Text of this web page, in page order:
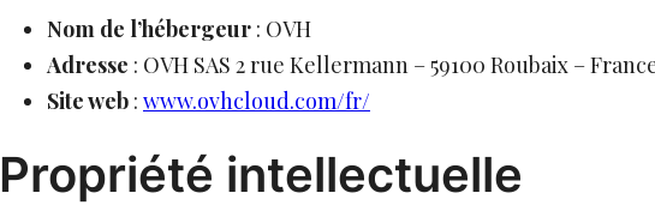
Nom de l’hébergeur : OVH
Adresse : OVH SAS 2 rue Kellermann – 59100 Roubaix –
Site web : www.ovhcloud.com/fr/
Propriété intellectuelle